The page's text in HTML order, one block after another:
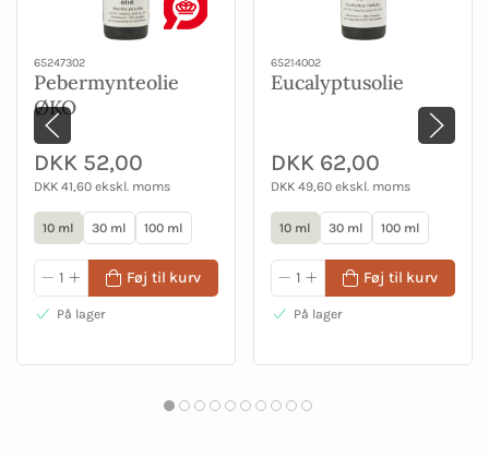
65247302
Pebermynteolie
ØKO
DKK 52,00
DKK 41,60 ekskl. moms
10 ml 30 ml 100 ml
Føj til kurv
På lager
65214002
Eucalyptusolie
DKK 62,00
DKK 49,60 ekskl. moms
10 ml 30 ml 100 ml
Føj til kurv
På lager